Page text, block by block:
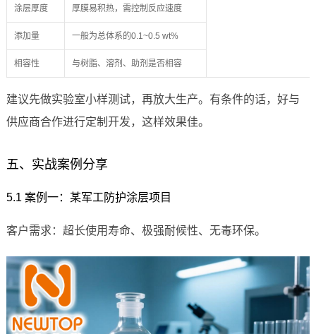
涂层厚度 厚膜易积热，需控制反应速度
添加量 一般为总体系的0.1~0.5 wt%
相容性 与树脂、溶剂、助剂是否相容
建议先做实验室小样测试，再放大生产。有条件的话，好与
供应商合作进行定制开发，这样效果佳。
五、实战案例分享
5.1 案例一：某军工防护涂层项目
客户需求：超长使用寿命、极强耐候性、无毒环保。